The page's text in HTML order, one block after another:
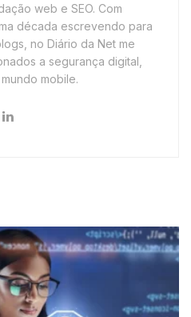
web e SEO. Com
década escrevendo para
no Diário da Net me
a segurança digital,
mobile.